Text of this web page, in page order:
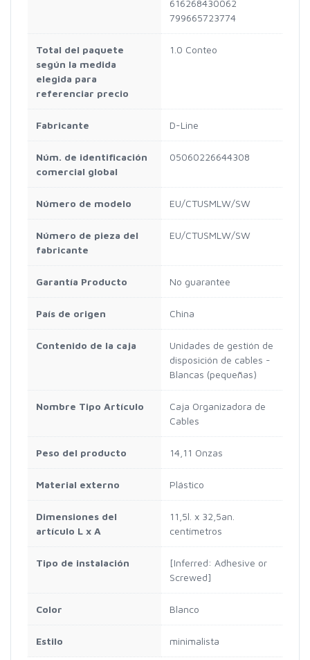
616268430062
799665723774
Total del paquete
según la medida
elegida para
referenciar precio
1.0 Conteo
Fabricante D-Line
Núm. de identificación
comercial global
05060226644308
Número de modelo EU/CTUSMLW/SW
Número de pieza del
fabricante
EU/CTUSMLW/SW
Garantía Producto No guarantee
País de origen China
Contenido de la caja
Unidades de gestión de
disposición de cables -
Blancas (pequeñas)
Nombre Tipo Artículo
Caja Organizadora de
Cables
Peso del producto 14,11 Onzas
Material externo Plástico
Dimensiones del
artículo L x A
11,5l. x 32,5an.
centímetros
Tipo de instalación
[Inferred: Adhesive or
Screwed]
Color Blanco
Estilo minimalista